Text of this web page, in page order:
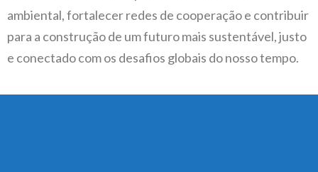
ambiental, fortalecer redes de cooperação e contribuir
para a construção de um futuro mais sustentável, justo
e conectado com os desafios globais do nosso tempo.